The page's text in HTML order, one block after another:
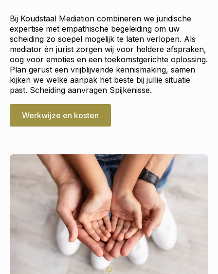
Bij Koudstaal Mediation combineren we juridische
expertise met empathische begeleiding om uw
scheiding zo soepel mogelijk te laten verlopen. Als
mediator én jurist zorgen wij voor heldere afspraken,
oog voor emoties en een toekomstgerichte oplossing.
Plan gerust een vrijblijvende kennismaking, samen
kijken we welke aanpak het beste bij jullie situatie
past. Scheiding aanvragen Spijkenisse.
Werkwijze en kosten